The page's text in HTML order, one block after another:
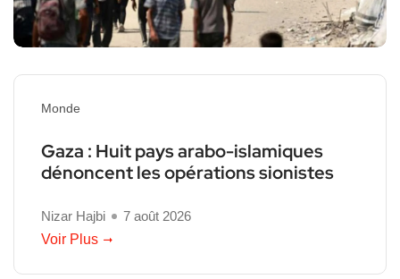
Monde
Gaza : Huit pays arabo-islamiques
dénoncent les opérations sionistes
Nizar Hajbi
7 août 2026
Voir Plus